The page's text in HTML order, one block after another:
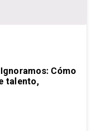
Cómo
talento,